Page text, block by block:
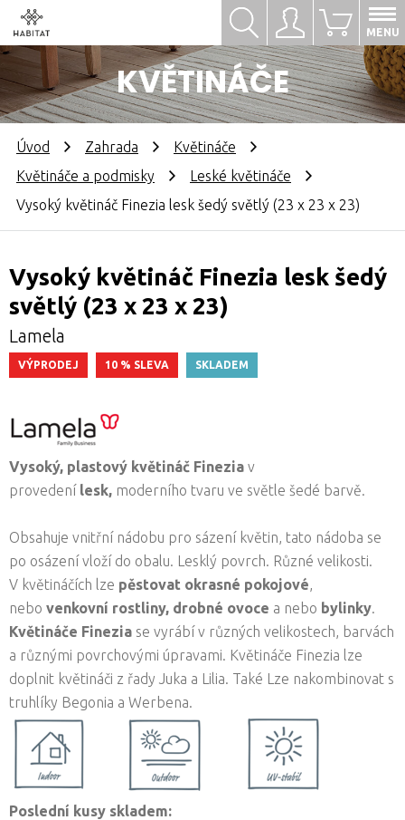
Přihlásit se
KVĚTINÁČE
0
MENU
Hledat
Úvod Zahrada
Květináče
Květináče a podmisky
Leské květináče
Vysoký květináč Finezia lesk šedý světlý (23 x 23 x 23)
Vysoký květináč Finezia lesk šedý
světlý (23 x 23 x 23)
Lamela
VÝPRODEJ 10 % SLEVA SKLADEM
Vysoký, plastový květináč Finezia v
provedení lesk, moderního tvaru ve světle šedé barvě.
Obsahuje vnitřní nádobu pro sázení květin, tato nádoba se
po osázení vloží do obalu. Lesklý povrch. Různé velikosti.
V květináčích lze pěstovat okrasné pokojové,
nebo venkovní rostliny, drobné ovoce a nebo bylinky.
Květináče Finezia se vyrábí v různých velikostech, barvách
a různými povrchovými úpravami. Květináče Finezia lze
doplnit květináči z řady Juka a Lilia. Také Lze nakombinovat s
truhlíky Begonia a Werbena.
Poslední kusy skladem: